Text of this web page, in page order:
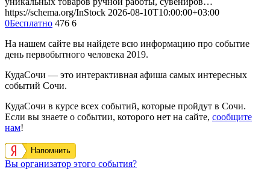
https://schema.org/InStock 2026-08-10T10:00:00+03:00
0Бесплатно 476 6
На нашем сайте вы найдете всю информацию про событие
день первобытного человека 2019.
КудаСочи — это интерактивная афиша самых интересных
событий Сочи.
КудаСочи в курсе всех событий, которые пройдут в Сочи.
Если вы знаете о событии, которого нет на сайте, сообщите
нам!
Напомнить
Вы организатор этого события?